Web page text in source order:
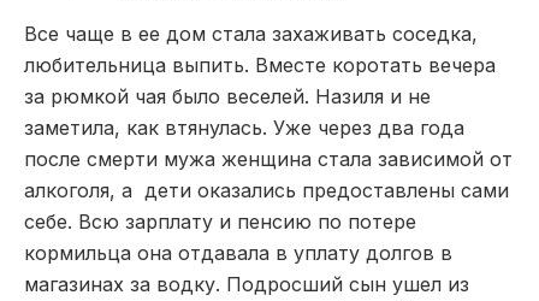
Все чаще в ее дом стала захаживать соседка,
любительница выпить. Вместе коротать вечера
за рюмкой чая было веселей. Назиля и не
заметила, как втянулась. Уже через два года
после смерти мужа женщина стала зависимой от
алкоголя, а дети оказались предоставлены сами
себе. Всю зарплату и пенсию по потере
кормильца она отдавала в уплату долгов в
магазинах за водку. Подросший сын ушел из